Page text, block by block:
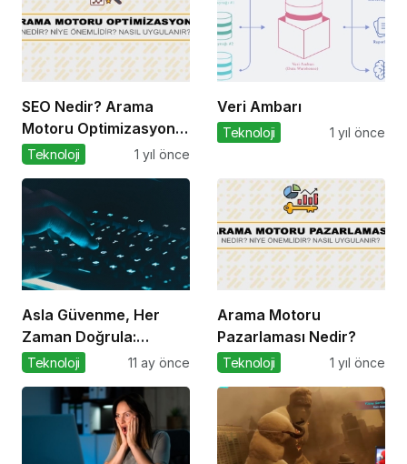
SEO Nedir? Arama
Motoru Optimizasyonu
Nasıl Yapılır?
Teknoloji 1 yıl önce
Veri Ambarı
Teknoloji 1 yıl önce
Asla Güvenme, Her
Zaman Doğrula:
Şirketler İçin Parola
Teknoloji 11 ay önce
Arama Motoru
Pazarlaması Nedir?
Teknoloji 1 yıl önce